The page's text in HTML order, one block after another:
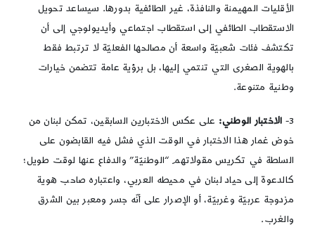
الأقليات المهيمنة والنافذة، غير الطائفية بدورها. سيساعد تحويل
الاستقطاب الطائفي إلى استقطاب اجتماعي وأيديولوجي إلى أن
تكتشف فئات شعبيّة واسعة أن مصالحها الفعليّة لا ترتبط فقط
بالهوية الصغرى التي تنتمي إليها، بل برؤية عامة تتضمن خيارات
وطنية متنوعة.
3- الاختبار الوطني: على عكس الاختبارين السابقين، تمكن لبنان من
خوض غمار هذا الاختبار في الوقت الذي فشل فيه القابضون على
السلطة في تكريس مقولاتهم “الوطنيّة” والدفاع عنها لوقت طويل؛
كالدعوة إلى حياد لبنان في محيطه العربي، واعتباره صاحب هوية
مزدوجة عربيّة وغربيّة، أو الإصرار على أنّه جسر ومعبر بين الشرق
والغرب.